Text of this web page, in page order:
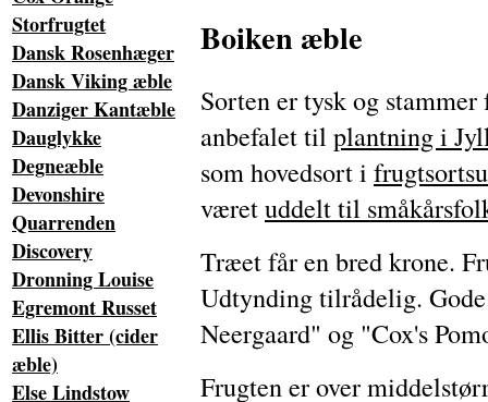
Storfrugtet
Dansk Rosenhæger
Dansk Viking æble
Danziger Kantæble
Dauglykke
Degneæble
Devonshire
Quarrenden
Discovery
Dronning Louise
Egremont Russet
Ellis Bitter (cider
æble)
Else Lindstow
Boiken æble
Sorten er tysk og
anbefalet til plantning i
som hovedsort i
væretuddelt til
Træet får en bred krone.
Udtynding tilrådelig.
Neergaard" og "Cox's
Frugten er over